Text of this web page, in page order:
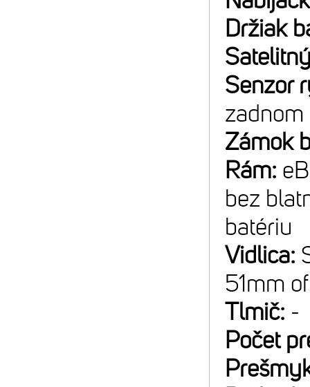
Držiak
Senzor
Zámok
Rám:
bez
batériu
Vidlica:
51mm
Tlmič: -
Počet